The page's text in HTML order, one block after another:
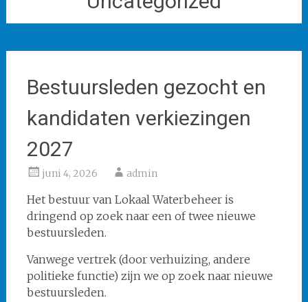
Bestuursleden gezocht en
kandidaten verkiezingen
2027
juni 4, 2026 admin
Het bestuur van Lokaal Waterbeheer is
dringend op zoek naar een of twee nieuwe
bestuursleden.
Vanwege vertrek (door verhuizing, andere
politieke functie) zijn we op zoek naar nieuwe
bestuursleden.